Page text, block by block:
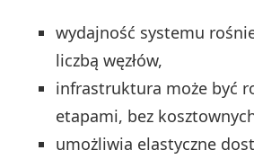
wydajność systemu
liczbą węzłów,
infrastruktura może być
etapami, bez
umożliwia elastyczne